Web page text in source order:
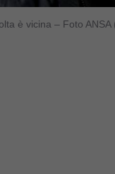
è vicina – Foto ANSA